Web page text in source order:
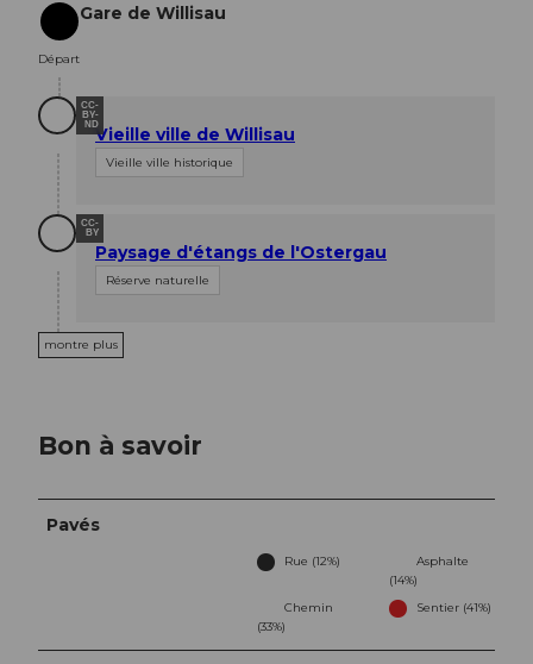
Départ
Départ
Gare de Willisau
CC-
BY-
NDVieille ville de Willisau
Vieille ville historique
CC-
BY
Paysage d'étangs de l'Ostergau
Réserve naturelle
montre plus
Bon à savoir
Pavés
Rue (12%)
Asphalte
(14%)
Chemin
(33%)
Sentier (41%)